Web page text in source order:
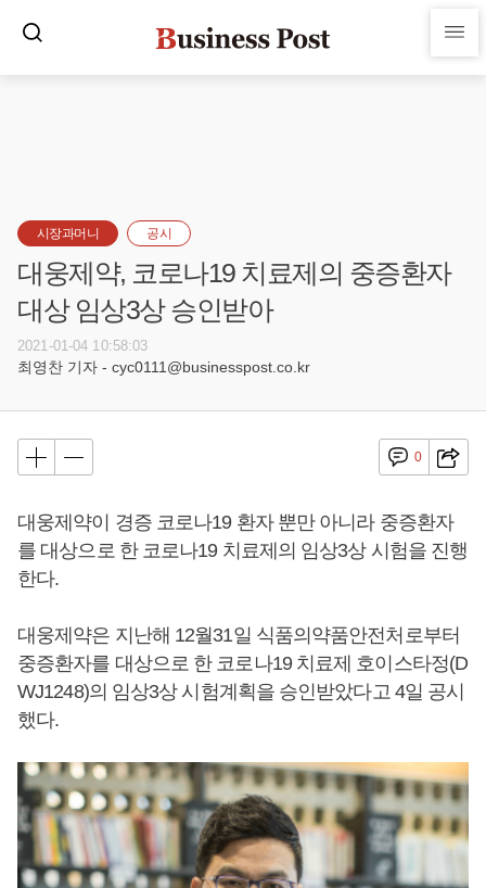
시장과머니 공시
대웅제약, 코로나19 치료제의 중증환자
대상 임상3상 승인받아
2021-01-04 10:58:03
최영찬 기자 - cyc0111@businesspost.co.kr
0
대웅제약이 경증 코로나19 환자 뿐만 아니라 중증환자
를 대상으로 한 코로나19 치료제의 임상3상 시험을 진행
한다.
대웅제약은 지난해 12월31일 식품의약품안전처로부터
중증환자를 대상으로 한 코로나19 치료제 호이스타정(D
WJ1248)의 임상3상 시험계획을 승인받았다고 4일 공시
했다.